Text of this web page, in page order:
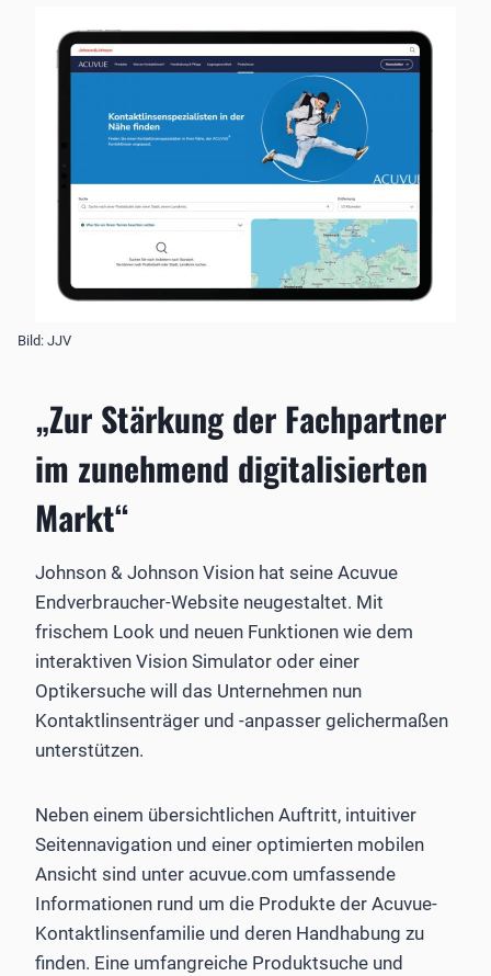
Bild: JJV
„Zur Stärkung der Fachpartner
im zunehmend digitalisierten
Markt“
Johnson & Johnson Vision hat seine Acuvue
Endverbraucher-Website neugestaltet. Mit
frischem Look und neuen Funktionen wie dem
interaktiven Vision Simulator oder einer
Optikersuche will das Unternehmen nun
Kontaktlinsenträger und -anpasser gelichermaßen
unterstützen.
Neben einem übersichtlichen Auftritt, intuitiver
Seitennavigation und einer optimierten mobilen
Ansicht sind unter acuvue.com umfassende
Informationen rund um die Produkte der Acuvue-
Kontaktlinsenfamilie und deren Handhabung zu
finden. Eine umfangreiche Produktsuche und